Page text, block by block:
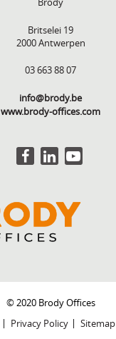
Britselei 19
2000 Antwerpen
03 663 88 07
info@brody.be
www.brody-offices.com
© 2020 Brody Offices
Privacy Policy Sitemap